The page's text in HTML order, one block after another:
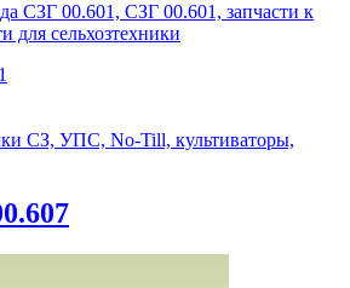
СЗГ 00.601, СЗГ 00.601, запчасти к
для сельхозтехники
СЗ, УПС, No-Till, культиваторы,